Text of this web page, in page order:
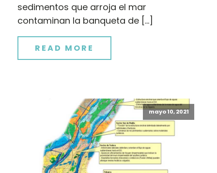
sedimentos que arroja el mar
contaminan la banqueta de […]
READ MORE
mayo 10, 2021